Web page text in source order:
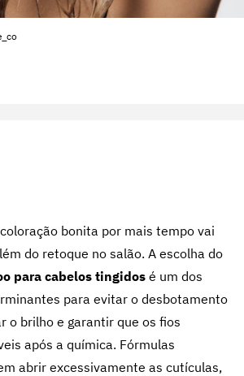
bonita por mais tempo vai
do retoque no salão. A escolha do
para cabelos tingidos é um dos
para evitar o desbotamento
o brilho e garantir que os fios
após a química. Fórmulas
abrir excessivamente as cutículas,